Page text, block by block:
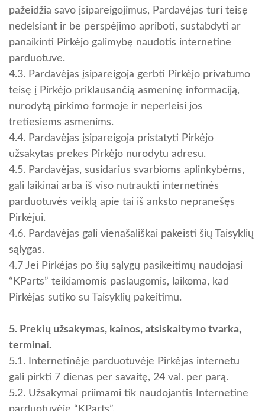
pažeidžia savo įsipareigojimus, Pardavėjas turi teisę
nedelsiant ir be perspėjimo apriboti, sustabdyti ar
panaikinti Pirkėjo galimybę naudotis internetine
parduotuve.
4.3. Pardavėjas įsipareigoja gerbti Pirkėjo privatumo
teisę į Pirkėjo priklausančią asmeninę informaciją,
nurodytą pirkimo formoje ir neperleisi jos
tretiesiems asmenims.
4.4. Pardavėjas įsipareigoja pristatyti Pirkėjo
užsakytas prekes Pirkėjo nurodytu adresu.
4.5. Pardavėjas, susidarius svarbioms aplinkybėms,
gali laikinai arba iš viso nutraukti internetinės
parduotuvės veiklą apie tai iš anksto nepranešęs
Pirkėjui.
4.6. Pardavėjas gali vienašališkai pakeisti šių Taisyklių
sąlygas.
4.7 Jei Pirkėjas po šių sąlygų pasikeitimų naudojasi
“KParts” teikiamomis paslaugomis, laikoma, kad
Pirkėjas sutiko su Taisyklių pakeitimu.
5. Prekių užsakymas, kainos, atsiskaitymo tvarka,
terminai.
5.1. Internetinėje parduotuvėje Pirkėjas internetu
gali pirkti 7 dienas per savaitę, 24 val. per parą.
5.2. Užsakymai priimami tik naudojantis Internetine